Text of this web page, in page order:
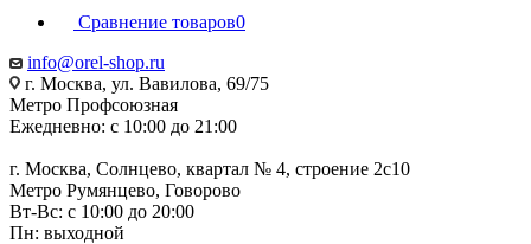
Сравнение товаров0
info@orel-shop.ru
г. Москва, ул. Вавилова, 69/75
Метро Профсоюзная
Ежедневно: с 10:00 до 21:00
г. Москва, Солнцево, квартал № 4, строение 2с10
Метро Румянцево, Говорово
Вт-Вс: с 10:00 до 20:00
Пн: выходной